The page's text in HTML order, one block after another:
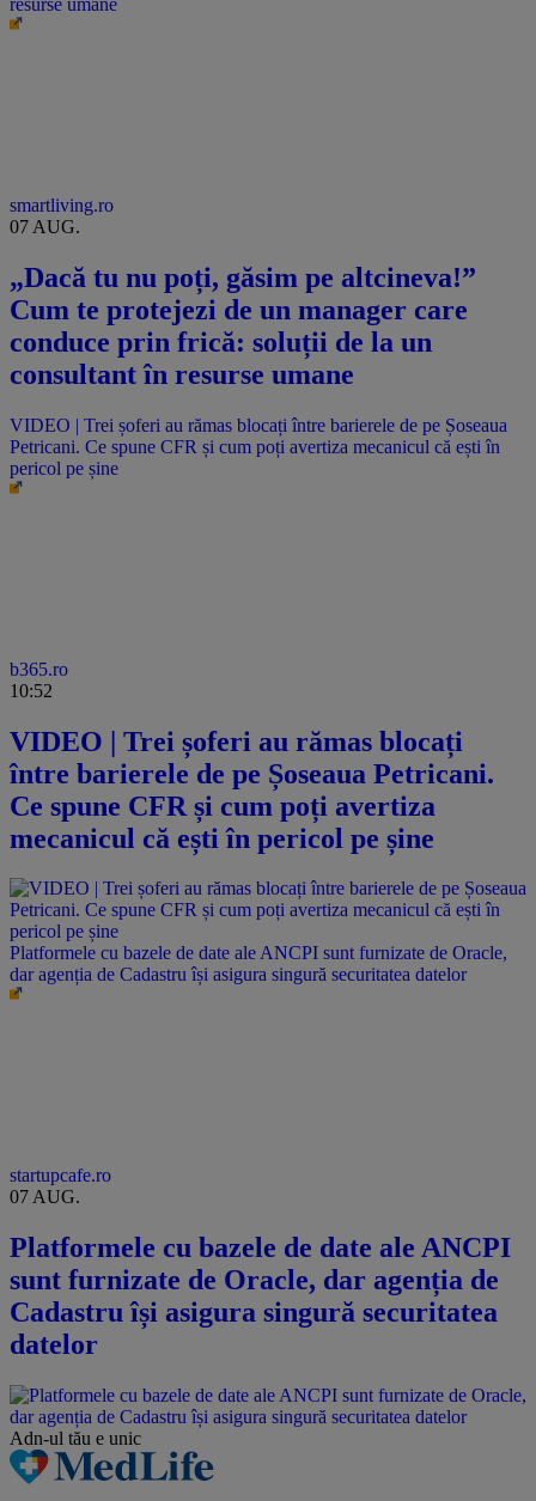
smartliving.ro
07 AUG.
„Dacă tu nu poți, găsim pe altcineva!”
Cum te protejezi de un manager care
conduce prin frică: soluții de la un
consultant în resurse umane
VIDEO | Trei șoferi au rămas blocați între barierele de pe Șoseaua
Petricani. Ce spune CFR și cum poți avertiza mecanicul că ești în
pericol pe șine
b365.ro
10:52
VIDEO | Trei șoferi au rămas blocați
între barierele de pe Șoseaua Petricani.
Ce spune CFR și cum poți avertiza
mecanicul că ești în pericol pe șine
Platformele cu bazele de date ale ANCPI sunt furnizate de Oracle,
dar agenția de Cadastru își asigura singură securitatea datelor
startupcafe.ro
07 AUG.
Platformele cu bazele de date ale ANCPI
sunt furnizate de Oracle, dar agenția de
Cadastru își asigura singură securitatea
datelor
Adn-ul tău e unic